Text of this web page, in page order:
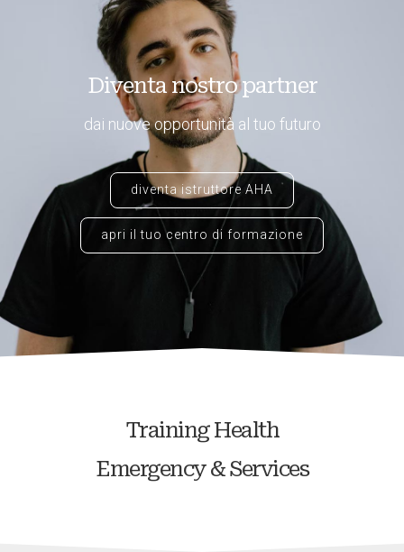
Diventa nostro partner
dai nuove opportunità al tuo futuro
diventa istruttore AHA
apri il tuo centro di formazione
Training Health
Emergency & Services